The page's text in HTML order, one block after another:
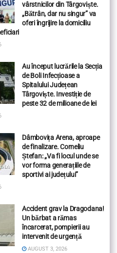
vârstnicilor din Târgoviște.
„Bătrân, dar nu singur” va
oferi îngrijire la domiciliu
Au început lucrările la Secția
de Boli Infecțioase a
Spitalului Județean
Târgoviște. Investiție de
peste 32 de milioane de lei
Dâmbovița Arena, aproape
de finalizare. Corneliu
Ștefan: „Va fi locul unde se
vor forma generațiile de
sportivi ai județului”
Accident grav la Dragodana!
Un bărbat a rămas
încarcerat, pompierii au
intervenit de urgență
AUGUST 3, 2026